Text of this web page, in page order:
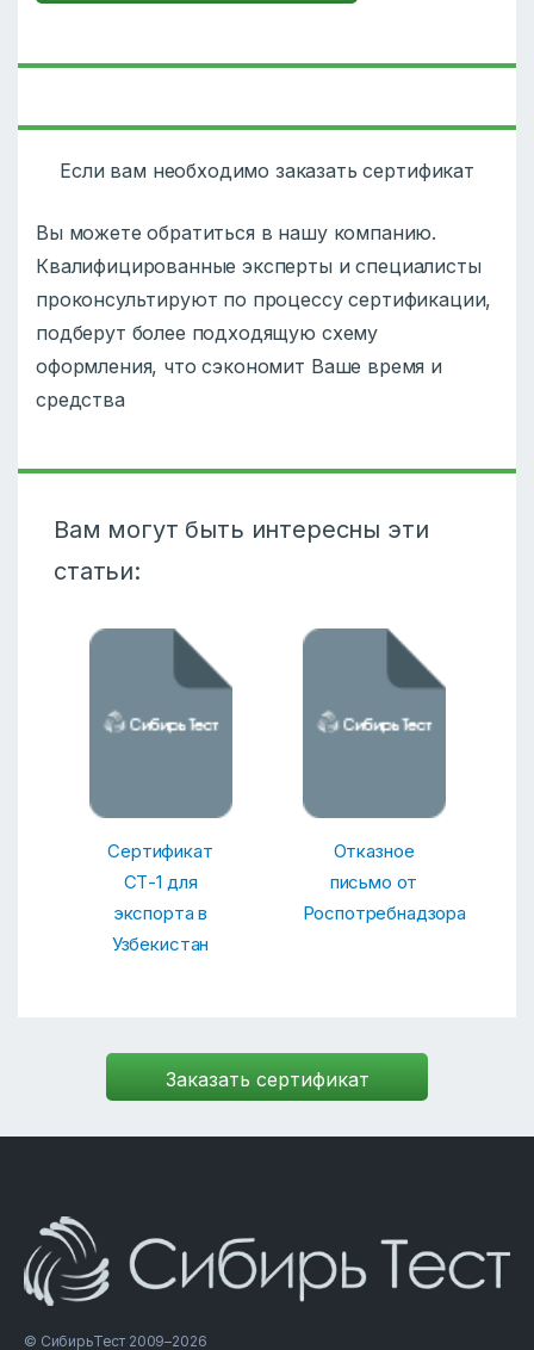
Если вам необходимо заказать сертификат
Вы можете обратиться в нашу компанию.
Квалифицированные эксперты и специалисты
проконсультируют по процессу сертификации,
подберут более подходящую схему
оформления, что сэкономит Ваше время и
средства
Вам могут быть интересны эти
статьи:
Сертификат
СТ-1 для
экспорта в
Узбекистан
Отказное
письмо от
Роспотребнадзора
© СибирьТест 2009–2026